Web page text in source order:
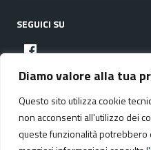
Diamo valore alla tua
Questo sito utilizza cookie
non acconsenti all'utilizzo dei
queste funzionalità
SEGUICI SU
facebook
Media policy